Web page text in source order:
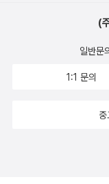
별되거나 둘의 여정이
내용 속에서는 '따로'
들이 있잖아요. 무리
(
일반문
1:1 문의